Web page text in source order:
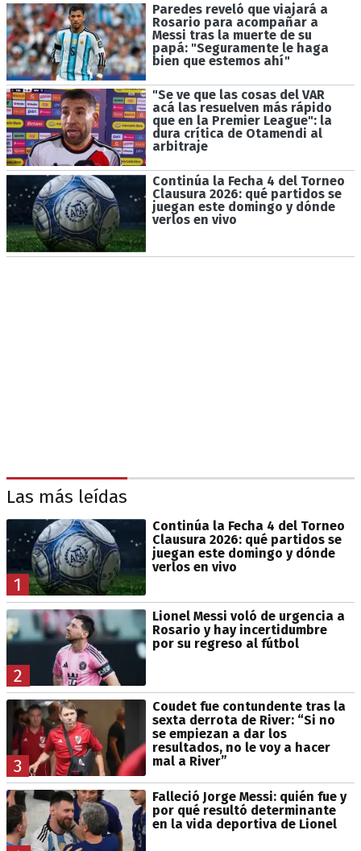
Paredes reveló que viajará a
Rosario para acompañar a
Messi tras la muerte de su
papá: "Seguramente le haga
bien que estemos ahí"
"Se ve que las cosas del VAR
acá las resuelven más rápido
que en la Premier League": la
dura crítica de Otamendi al
arbitraje
Continúa la Fecha 4 del Torneo
Clausura 2026: qué partidos se
juegan este domingo y dónde
verlos en vivo
Las más leídas
1
Continúa la Fecha 4 del Torneo
Clausura 2026: qué partidos se
juegan este domingo y dónde
verlos en vivo
2
Lionel Messi voló de urgencia a
Rosario y hay incertidumbre
por su regreso al fútbol
3
Coudet fue contundente tras la
sexta derrota de River: “Si no
se empiezan a dar los
resultados, no le voy a hacer
mal a River”
Falleció Jorge Messi: quién fue y
por qué resultó determinante
en la vida deportiva de Lionel